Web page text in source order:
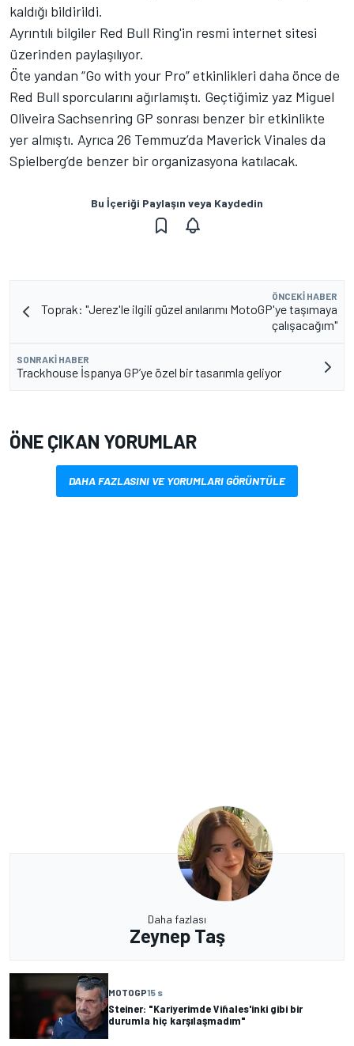
kaldığı bildirildi.
Ayrıntılı bilgiler Red Bull Ring'in resmi internet sitesi
üzerinden paylaşılıyor.
Öte yandan “Go with your Pro” etkinlikleri daha önce de
Red Bull sporcularını ağırlamıştı. Geçtiğimiz yaz Miguel
Oliveira Sachsenring GP sonrası benzer bir etkinlikte
yer almıştı. Ayrıca 26 Temmuz’da Maverick Vinales da
Spielberg’de benzer bir organizasyona katılacak.
Bu İçeriği Paylaşın veya Kaydedin
ÖNCEKI HABER
Toprak: "Jerez'le ilgili güzel anılarımı MotoGP'ye taşımaya
çalışacağım"
SONRAKI HABER
Trackhouse İspanya GP’ye özel bir tasarımla geliyor
ÖNE ÇIKAN YORUMLAR
DAHA FAZLASINI VE YORUMLARI GÖRÜNTÜLE
Daha fazlası
Zeynep Taş
MOTOGP15 s
Steiner: "Kariyerimde Viñales'inki gibi bir
durumla hiç karşılaşmadım"